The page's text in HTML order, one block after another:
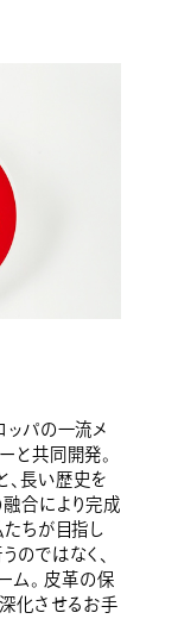
ッパの一流メ
と共同開発。
、長い歴史を
合により完成
たちが目指し
のではなく、
ム。 皮革の保
化させるお手